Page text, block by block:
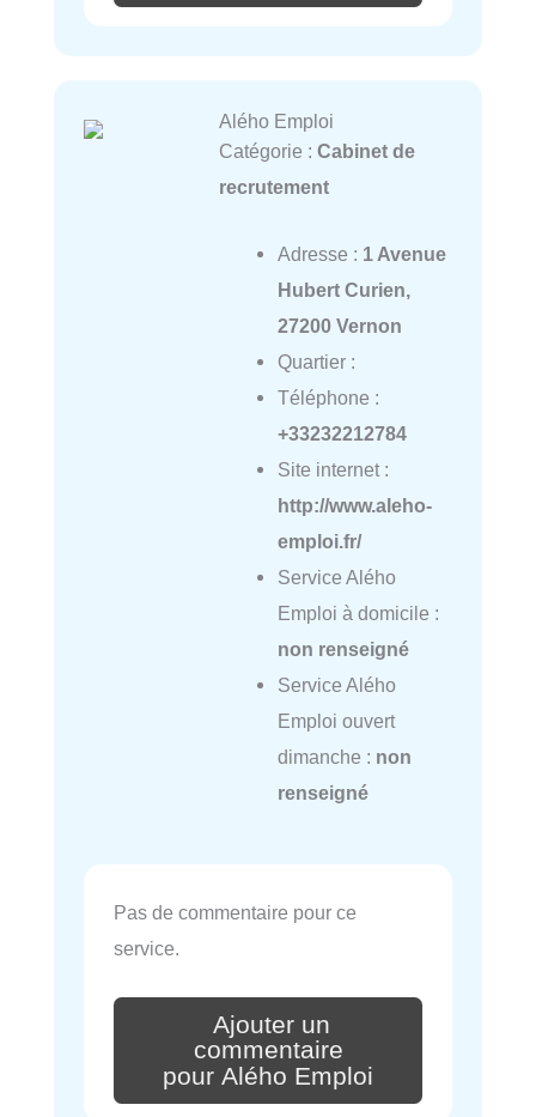
Alého Emploi
Catégorie : Cabinet de
recrutement
Adresse : 1 Avenue
Hubert Curien,
27200 Vernon
Quartier :
Téléphone :
+33232212784
Site internet :
http://www.aleho-
emploi.fr/
Service Alého
Emploi à domicile :
non renseigné
Service Alého
Emploi ouvert
dimanche : non
renseigné
Pas de commentaire pour ce
service.
Ajouter un
commentaire
pour Alého Emploi